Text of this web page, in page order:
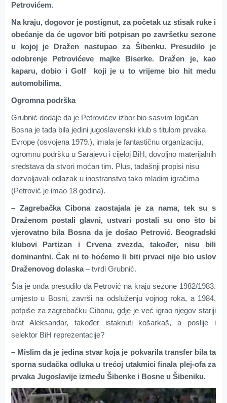
Petrovićem.
Na kraju, dogovor je postignut, za početak uz stisak ruke i
obećanje da će ugovor biti potpisan po završetku sezone
u kojoj je Dražen nastupao za Šibenku. Presudilo je
odobrenje Petrovićeve majke Biserke. Dražen je, kao
kaparu, dobio i Golf koji je u to vrijeme bio hit među
automobilima.
Ogromna podrška
Grubnić dodaje da je Petrovićev izbor bio sasvim logičan –
Bosna je tada bila jedini jugoslavenski klub s titulom prvaka
Evrope (osvojena 1979.), imala je fantastičnu organizaciju,
ogromnu podršku u Sarajevu i cijeloj BiH, dovoljno materijalnih
sredstava da stvori moćan tim. Plus, tadašnji propisi nisu
dozvoljavali odlazak u inostranstvo tako mladim igračima
(Petrović je imao 18 godina).
– Zagrebačka Cibona zaostajala je za nama, tek su s
Draženom postali glavni, ustvari postali su ono što bi
vjerovatno bila Bosna da je došao Petrović. Beogradski
klubovi Partizan i Crvena zvezda, također, nisu bili
dominantni. Čak ni to hoćemo li biti prvaci nije bio uslov
Draženovog dolaska– tvrdi Grubnić.
Šta je onda presudilo da Petrović na kraju sezone 1982/1983.
umjesto u Bosni, završi na odsluženju vojnog roka, a 1984.
potpiše za zagrebačku Cibonu, gdje je već igrao njegov stariji
brat Aleksandar, također istaknuti košarkaš, a poslije i
selektor BiH reprezentacije?
– Mislim da je jedina stvar koja je pokvarila transfer bila ta
sporna sudačka odluka u trećoj utakmici finala plej-ofa za
prvaka Jugoslavije između Šibenke i Bosne u Šibeniku.